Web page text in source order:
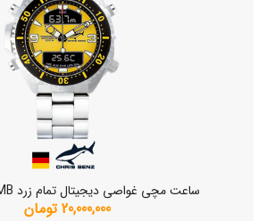
ساعت مچی غواصی دیجیتال تمام زرد CB-D200-Y-MB
20,000,000 تومان